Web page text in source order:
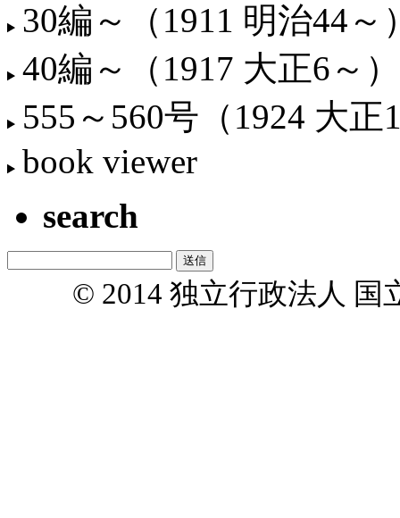
30編～（1911 明治44～
40編～（1917 大正6～）
555～560号（1924 大正
book viewer
search
© 2014 独立行政法人 国